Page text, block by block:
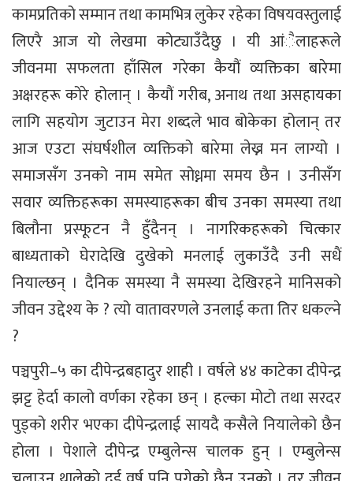
कामप्रतिको सम्मान तथा कामभित्र लुकेर रहेका विषयवस्तुलाई
लिएरै आज यो लेखमा कोट्याउँदैछु । यी आंैलाहरूले
जीवनमा सफलता हाँसिल गरेका कैयौं व्यक्तिका बारेमा
अक्षरहरू कोरे होलान् । कैयौं गरीब, अनाथ तथा असहायका
लागि सहयोग जुटाउन मेरा शब्दले भाव बोकेका होलान् तर
आज एउटा संघर्षशील व्यक्तिको बारेमा लेख्न मन लाग्यो ।
समाजसँग उनको नाम समेत सोध्नमा समय छैन । उनीसँग
सवार व्यक्तिहरूका समस्याहरूका बीच उनका समस्या तथा
बिलौना प्रस्फूटन नै हुँदैनन् । नागरिकहरूको चित्कार
बाध्यताको घेरादेखि दुखेको मनलाई लुकाउँदै उनी सधैं
नियाल्छन् । दैनिक समस्या नै समस्या देखिरहने मानिसको
जीवन उद्देश्य के ? त्यो वातावरणले उनलाई कता तिर धकल्ने
?
पञ्चपुरी–५ का दीपेन्द्रबहादुर शाही । वर्षले ४४ काटेका दीपेन्द्र
झट्ट हेर्दा कालो वर्णका रहेका छन् । हल्का मोटो तथा सरदर
पुड्को शरीर भएका दीपेन्द्रलाई सायदै कसैले नियालेको छैन
होला । पेशाले दीपेन्द्र एम्बुलेन्स चालक हुन् । एम्बुलेन्स